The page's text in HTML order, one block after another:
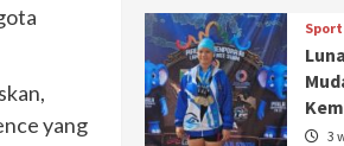
yang
Sport
3